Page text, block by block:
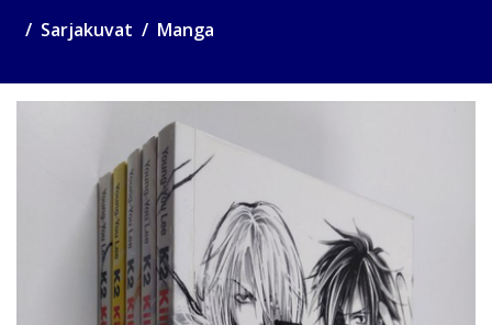
Sarjakuvat Manga